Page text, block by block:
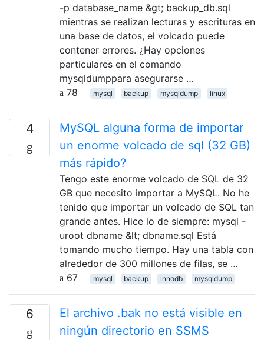
-p database_name &gt; backup_db.sql
mientras se realizan lecturas y escrituras en
una base de datos, el volcado puede
contener errores. ¿Hay opciones
particulares en el comando
mysqldumppara asegurarse …
78
mysql backup mysqldump linux
4
MySQL alguna forma de importar
un enorme volcado de sql (32 GB)
más rápido?
Tengo este enorme volcado de SQL de 32
GB que necesito importar a MySQL. No he
tenido que importar un volcado de SQL tan
grande antes. Hice lo de siempre: mysql -
uroot dbname &lt; dbname.sql Está
tomando mucho tiempo. Hay una tabla con
alrededor de 300 millones de filas, se …
67
mysql backup innodb mysqldump
6
El archivo .bak no está visible en
ningún directorio en SSMS